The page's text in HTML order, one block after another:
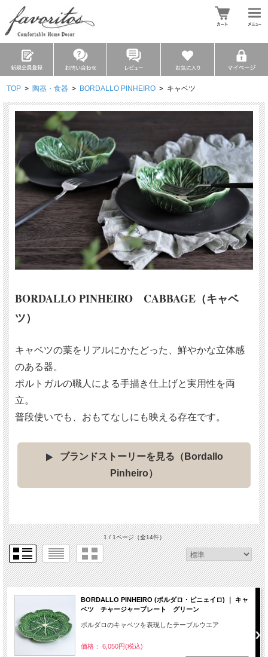
TOP > 陶器・食器 > BORDALLO PINHEIRO > キャベツ
BORDALLO PINHEIRO CABBAGE（キャベ
ツ）
キャベツの葉をリアルにかたどった、鮮やかな立体感
のある器。
ポルトガルの職人による手描き仕上げと実用性を両
立。
普段使いでも、おもてなしにも映える存在です。
ブランドストーリーを見る（Bordallo
Pinheiro）
1 / 1ページ（全14件）
BORDALLO PINHEIRO (ボルダロ・ピニェイロ) ｜ キャ
ベツ チャージャープレート グリーン
ボルダロのキャベツを表現したテーブルウエア
価格： 6,050円(税込)